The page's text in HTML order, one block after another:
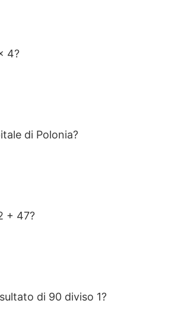
4?
di Polonia?
+ 47?
di 90 diviso 1?